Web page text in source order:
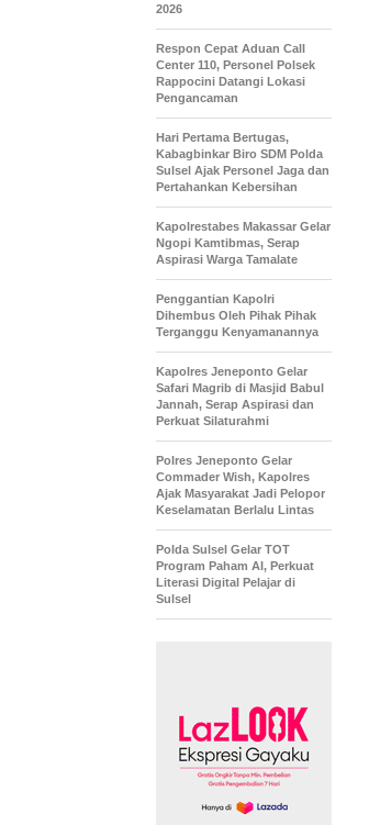
2026
Respon Cepat Aduan Call
Center 110, Personel Polsek
Rappocini Datangi Lokasi
Pengancaman
Hari Pertama Bertugas,
Kabagbinkar Biro SDM Polda
Sulsel Ajak Personel Jaga dan
Pertahankan Kebersihan
Kapolrestabes Makassar Gelar
Ngopi Kamtibmas, Serap
Aspirasi Warga Tamalate
Penggantian Kapolri
Dihembus Oleh Pihak Pihak
Terganggu Kenyamanannya
Kapolres Jeneponto Gelar
Safari Magrib di Masjid Babul
Jannah, Serap Aspirasi dan
Perkuat Silaturahmi
Polres Jeneponto Gelar
Commader Wish, Kapolres
Ajak Masyarakat Jadi Pelopor
Keselamatan Berlalu Lintas
Polda Sulsel Gelar TOT
Program Paham AI, Perkuat
Literasi Digital Pelajar di
Sulsel